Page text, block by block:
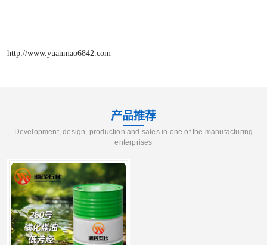
http://www.yuanmao6842.com
产品推荐
Development, design, production and sales in one of the manufacturing
enterprises